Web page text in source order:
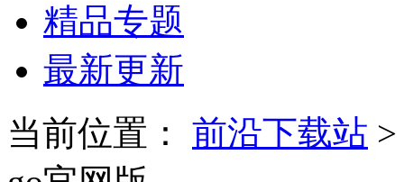
精品专题
最新更新
当前位置：
前沿下载站